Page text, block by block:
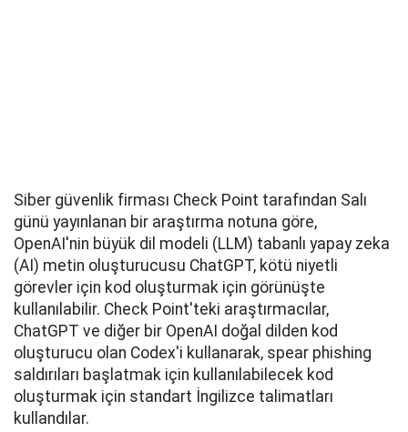
Siber güvenlik firması Check Point tarafından Salı
günü yayınlanan bir araştırma notuna göre,
OpenAI'nin büyük dil modeli (LLM) tabanlı yapay zeka
(AI) metin oluşturucusu ChatGPT, kötü niyetli
görevler için kod oluşturmak için görünüşte
kullanılabilir. Check Point'teki araştırmacılar,
ChatGPT ve diğer bir OpenAI doğal dilden kod
oluşturucu olan Codex'i kullanarak, spear phishing
saldırıları başlatmak için kullanılabilecek kod
oluşturmak için standart İngilizce talimatları
kullandılar.